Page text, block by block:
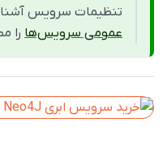
تنظیمات سرویس
عمومی سرویس‌ها را